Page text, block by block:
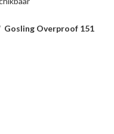
Gosling Overproof 151